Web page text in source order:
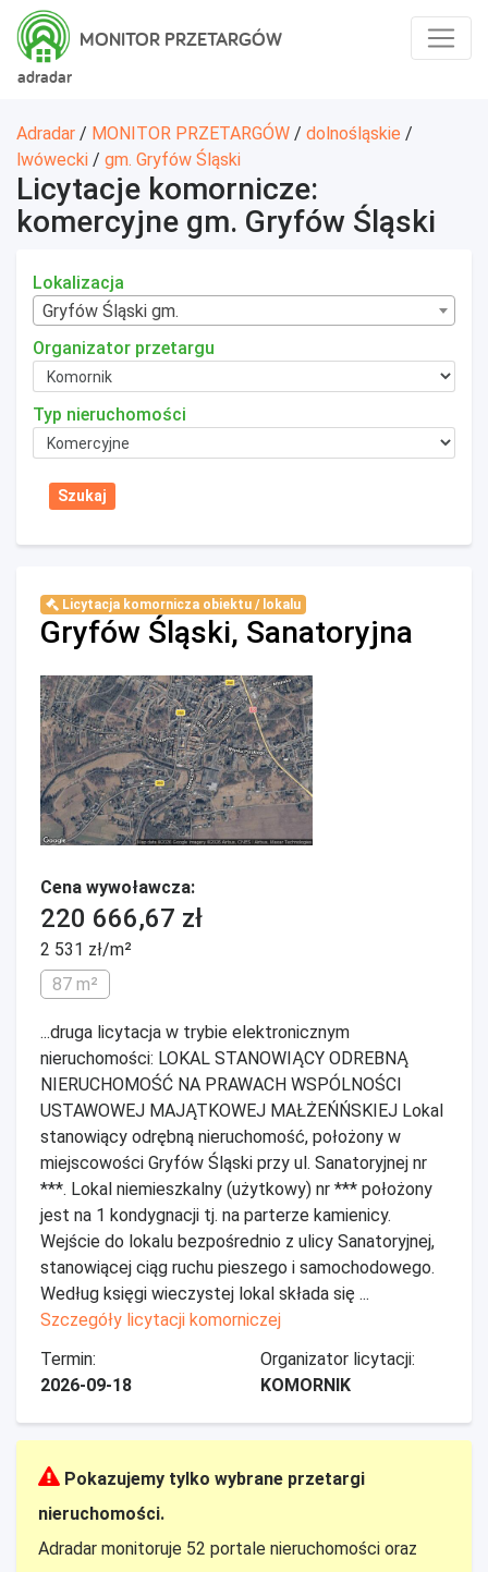
adradar
MONITOR PRZETARGÓW
Adradar / MONITOR PRZETARGÓW / dolnośląskie /
lwówecki / gm. Gryfów Śląski
Licytacje komornicze:
komercyjne gm. Gryfów Śląski
Lokalizacja
Gryfów Śląski gm.
Organizator przetargu
Typ nieruchomości
Licytacja komornicza obiektu / lokalu
Gryfów Śląski, Sanatoryjna
Cena wywoławcza:
220 666,67 zł
2 531 zł/m²
87 m²
...druga licytacja w trybie elektronicznym
nieruchomości: LOKAL STANOWIĄCY ODREBNĄ
NIERUCHOMOŚĆ NA PRAWACH WSPÓLNOŚCI
USTAWOWEJ MAJĄTKOWEJ MAŁŻEŃŃSKIEJ Lokal
stanowiący odrębną nieruchomość, położony w
miejscowości Gryfów Śląski przy ul. Sanatoryjnej nr
***. Lokal niemieszkalny (użytkowy) nr *** położony
jest na 1 kondygnacji tj. na parterze kamienicy.
Wejście do lokalu bezpośrednio z ulicy Sanatoryjnej,
stanowiącej ciąg ruchu pieszego i samochodowego.
Według księgi wieczystej lokal składa się ...
Szczegóły licytacji komorniczej
Termin:
2026-09-18
Organizator licytacji:
KOMORNIK
Pokazujemy tylko wybrane przetargi
nieruchomości.
Adradar monitoruje 52 portale nieruchomości oraz